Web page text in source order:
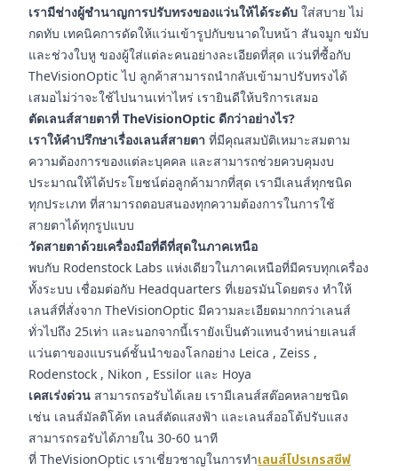
เรามีช่างผู้ชำนาญการปรับทรงของแว่นให้ได้ระดับ ใส่สบาย ไม่
กดทับ เทคนิคการดัดให้แว่นเข้ารูปกับขนาดใบหน้า สันจมูก ขมับ
และช่วงใบหู ของผู้ใส่แต่ละคนอย่างละเอียดที่สุด แว่นที่ซื้อกับ
TheVisionOptic ไป ลูกค้าสามารถนำกลับเข้ามาปรับทรงได้
เสมอไม่ว่าจะใช้ไปนานเท่าไหร่ เรายินดีให้บริการเสมอ
ตัดเลนส์สายตาที่ TheVisionOptic ดีกว่าอย่างไร?
เราให้คำปรึกษาเรื่องเลนส์สายตา ที่มีคุณสมบัติเหมาะสมตาม
ความต้องการของแต่ละบุคคล และสามารถช่วยควบคุมงบ
ประมาณให้ได้ประโยชน์ต่อลูกค้ามากที่สุด เรามีเลนส์ทุกชนิด
ทุกประเภท ที่สามารถตอบสนองทุกความต้องการในการใช้
สายตาได้ทุกรูปแบบ
วัดสายตาด้วยเครื่องมือที่ดีที่สุดในภาคเหนือ
พบกับ Rodenstock Labs แห่งเดียวในภาคเหนือที่มีครบทุกเครื่อง
ทั้งระบบ เชื่อมต่อกับ Headquarters ที่เยอรมันโดยตรง ทำให้
เลนส์ที่สั่งจาก TheVisionOptic มีความละเอียดมากกว่าเลนส์
ทั่วไปถึง 25เท่า และนอกจากนี้เรายังเป็นตัวแทนจำหน่ายเลนส์
แว่นตาของแบรนด์ชั้นนำของโลกอย่าง Leica , Zeiss ,
Rodenstock , Nikon , Essilor และ Hoya
เคสเร่งด่วน สามารถรอรับได้เลย เรามีเลนส์สต๊อคหลายชนิด
เช่น เลนส์มัลติโค้ท เลนส์ตัดแสงฟ้า และเลนส์ออโต้ปรับแสง
สามารถรอรับได้ภายใน 30-60 นาที
ที่ TheVisionOptic เราเชี่ยวชาญในการทำเลนส์โปรเกรสซีฟ